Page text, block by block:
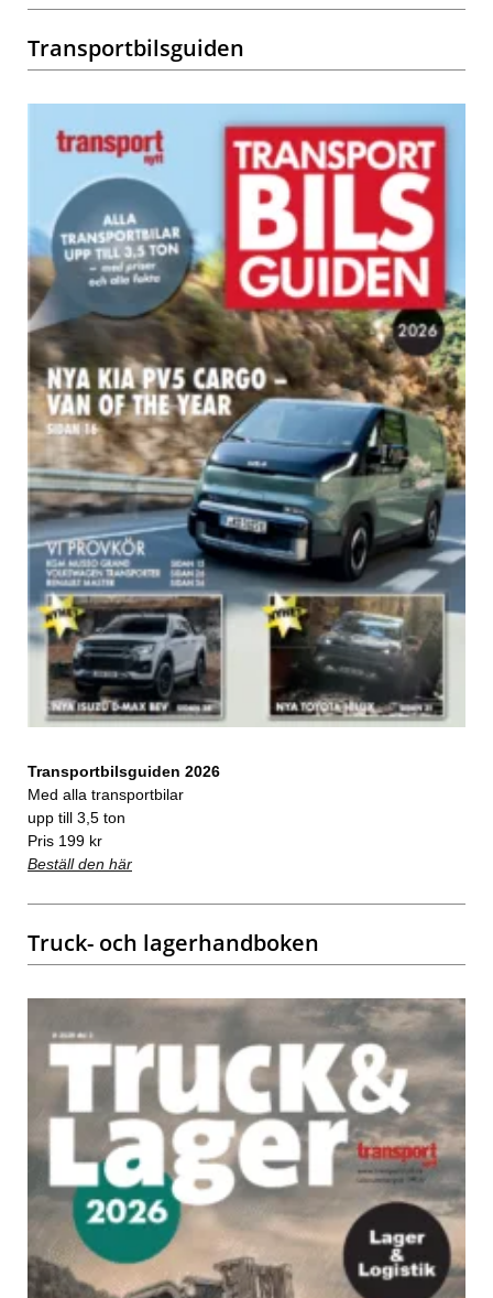
Transportbilsguiden
Transportbilsguiden 2026
Med alla transportbilar
upp till 3,5 ton
Pris 199 kr
Beställ den här
Truck- och lagerhandboken